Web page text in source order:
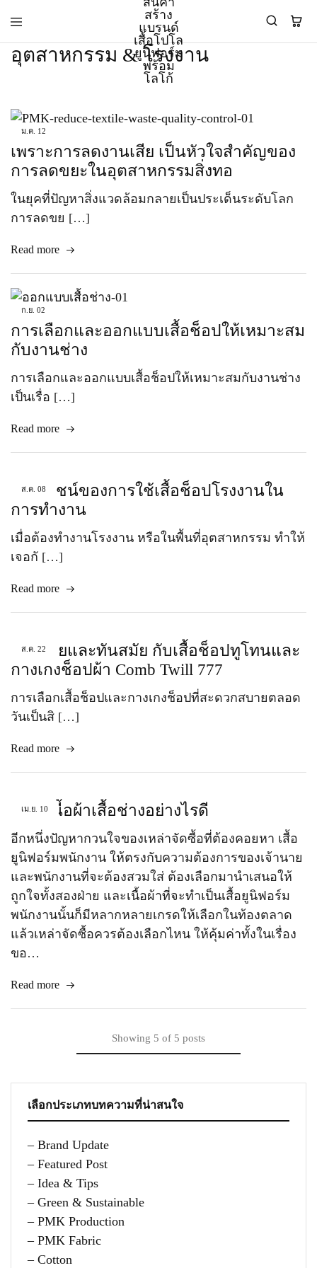
ผู้
สร้าง
แบรนด์
เสื้อ
โปโล
ยูนิฟอร์ม
เสื้อ
ยูนิฟอร์ม
บริษัท
มาตรฐาน
ISO9001
และ
อุตสาหกรรม
อุตสาหกรรม & โรงงาน
ม.ค. 12
เพราะการลดงานเสีย เป็นหัวใจสำคัญของ
การลดขยะในอุตสาหกรรมสิ่งทอ
ในยุคที่ปัญหาสิ่งแวดล้อมกลายเป็นประเด็นระดับโลก
การลดขย […]
Read more
ก.ย. 02
การเลือกและออกแบบเสื้อช็อปให้เหมาะสม
กับงานช่าง
การเลือกและออกแบบเสื้อช็อปให้เหมาะสมกับงานช่าง
เป็นเรื่อ […]
Read more
ส.ค. 08
ประโยชน์ของการใช้เสื้อช็อปโรงงานใน
การทำงาน
เมื่อต้องทำงานโรงงาน หรือในพื้นที่อุตสาหกรรม ทำให้
เจอกั […]
Read more
ส.ค. 22
ใส่สบายและทันสมัย กับเสื้อช็อปทูโทนและ
กางเกงช็อปผ้า Comb Twill 777
การเลือกเสื้อช็อปและกางเกงช็อปที่สะดวกสบายตลอด
วันเป็นสิ […]
Read more
เม.ย. 10
เลือกเนื้อผ้าเสื้อช่างอย่างไรดี
อีกหนึ่งปัญหากวนใจของเหล่าจัดซื้อที่ต้องคอยหา เสื้อ
ยูนิฟอร์มพนักงาน ให้ตรงกับความต้องการของเจ้านาย
และพนักงานที่จะต้องสวมใส่ ต้องเลือกมานำเสนอให้
ถูกใจทั้งสองฝ่าย และเนื้อผ้าที่จะทำเป็นเสื้อยูนิฟอร์ม
พนักงานนั้นก็มีหลากหลายเกรดให้เลือกในท้องตลาด
แล้วเหล่าจัดซื้อควรต้องเลือกไหน ให้คุ้มค่าทั้งในเรื่อง
ขอ…
Read more
Showing 5 of 5 posts
เลือกประเภทบทความที่น่าสนใจ
– Brand Update
– Featured Post
– Idea & Tips
– Green & Sustainable
– PMK Production
– PMK Fabric
– Cotton